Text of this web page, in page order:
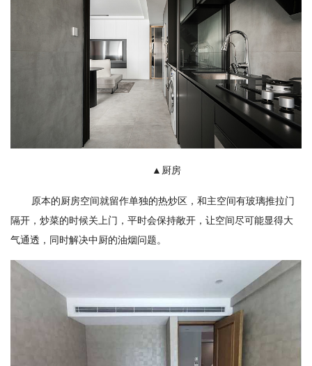
▲厨房
原本的厨房空间就留作单独的热炒区，和主空间有玻璃推拉门
隔开，炒菜的时候关上门，平时会保持敞开，让空间尽可能显得大
气通透，同时解决中厨的油烟问题。